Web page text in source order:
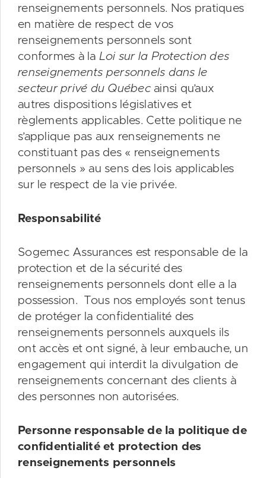
renseignements personnels. Nos pratiques
en matière de respect de vos
renseignements personnels sont
conformes à la Loi sur la Protection des
renseignements personnels dans le
secteur privé du Québecainsi qu’aux
autres dispositions législatives et
règlements applicables. Cette politique ne
s’applique pas aux renseignements ne
constituant pas des « renseignements
personnels » au sens des lois applicables
sur le respect de la vie privée.
Responsabilité
Sogemec Assurances est responsable de la
protection et de la sécurité des
renseignements personnels dont elle a la
possession. Tous nos employés sont tenus
de protéger la confidentialité des
renseignements personnels auxquels ils
ont accès et ont signé, à leur embauche, un
engagement qui interdit la divulgation de
renseignements concernant des clients à
des personnes non autorisées.
Personne responsable de la politique de
confidentialité et protection des
renseignements personnels